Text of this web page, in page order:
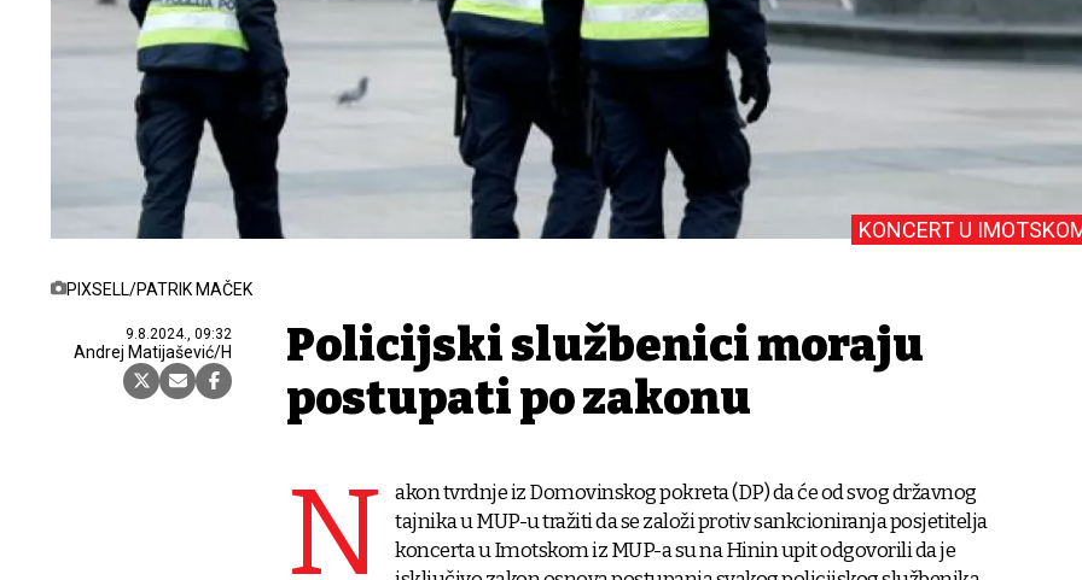
PIXSELL/PATRIK MAČEK
9.8.2024., 09:32
Andrej Matijašević/H
KONCERT U
Policijski službenici moraju
postupati po zakonu
N
akon tvrdnje iz Domovinskog pokreta (DP) da će od svog državnog
tajnika u MUP-u tražiti da se založi protiv sankcioniranja posjetitelja
koncerta u Imotskom iz MUP-a su na Hinin upit odgovorili da je